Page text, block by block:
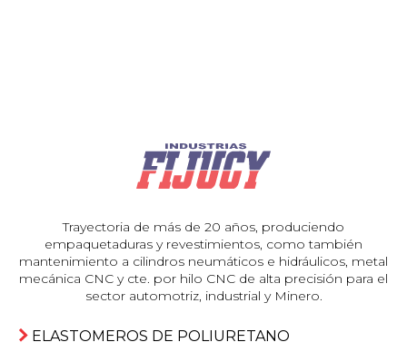
Trayectoria de más de 20 años, produciendo
empaquetaduras y revestimientos, como también
mantenimiento a cilindros neumáticos e hidráulicos, metal
mecánica CNC y cte. por hilo CNC de alta precisión para el
sector automotriz, industrial y Minero.
ELASTOMEROS DE POLIURETANO